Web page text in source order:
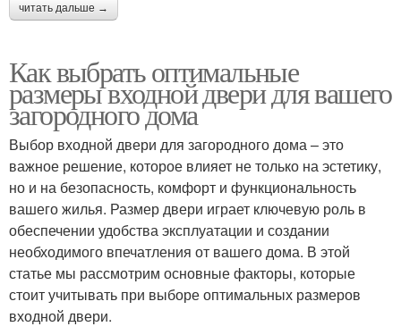
читать дальше →
Как выбрать оптимальные
размеры входной двери для вашего
загородного дома
Выбор входной двери для загородного дома – это
важное решение, которое влияет не только на эстетику,
но и на безопасность, комфорт и функциональность
вашего жилья. Размер двери играет ключевую роль в
обеспечении удобства эксплуатации и создании
необходимого впечатления от вашего дома. В этой
статье мы рассмотрим основные факторы, которые
стоит учитывать при выборе оптимальных размеров
входной двери.